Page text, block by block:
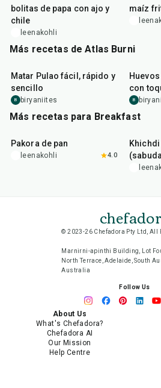
bolitas de papa con ajo y
chile
leenakohli
maíz
Más recetas de Atlas Burni
Matar Pulao fácil, rápido y
sencillo
B biryaniites
con
B
Más recetas para Breakfast
Pakora de pan
leenakohli 4.0
© 2023-26 Chefadora Pty Ltd, All
Marnirni-apinthi Building, Lot
North Terrace, Adelaide, South
Australia
Follow Us
About Us
What's Chefadora?
Chefadora AI
Our Mission
Help Centre